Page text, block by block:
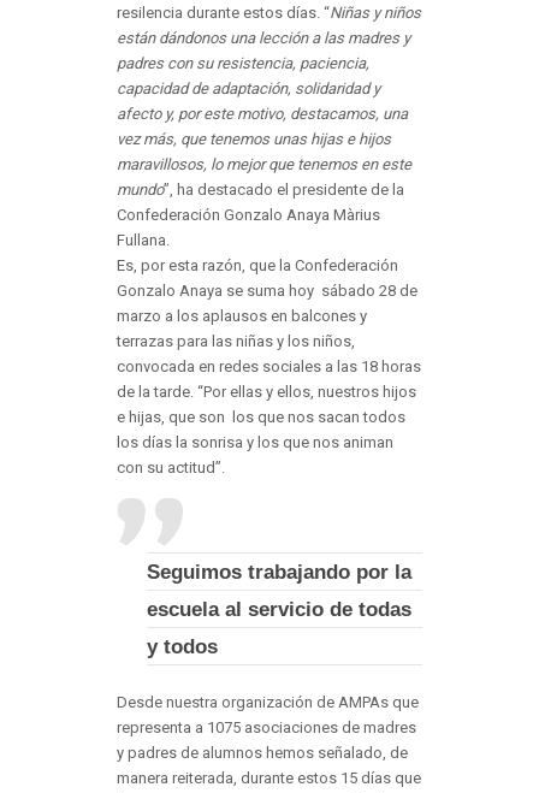
resilencia durante estos días. “Niñas y niños
están dándonos una lección a las madres y
padres con su resistencia, paciencia,
capacidad de adaptación, solidaridad y
afecto y, por este motivo, destacamos, una
vez más, que tenemos unas hijas e hijos
maravillosos, lo mejor que tenemos en este
mundo”, ha destacado el presidente de la
Confederación Gonzalo Anaya Màrius
Fullana.
Es, por esta razón, que la Confederación
Gonzalo Anaya se suma hoy sábado 28 de
marzo a los aplausos en balcones y
terrazas para las niñas y los niños,
convocada en redes sociales a las 18 horas
de la tarde. “Por ellas y ellos, nuestros hijos
e hijas, que son los que nos sacan todos
los días la sonrisa y los que nos animan
con su actitud”.
Seguimos trabajando por la
escuela al servicio de todas
y todos
Desde nuestra organización de AMPAs que
representa a 1075 asociaciones de madres
y padres de alumnos hemos señalado, de
manera reiterada, durante estos 15 días que